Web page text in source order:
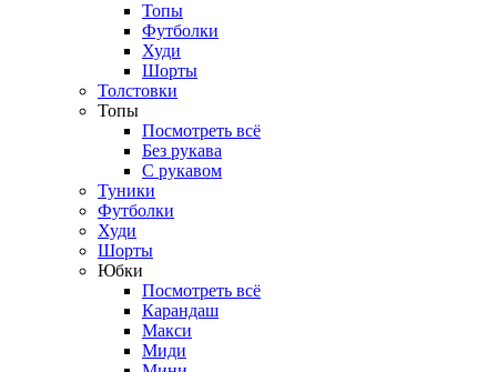
Топы
Футболки
Худи
Шорты
Толстовки
Топы
Посмотреть всё
Без рукава
С рукавом
Туники
Футболки
Худи
Шорты
Юбки
Посмотреть всё
Карандаш
Макси
Миди